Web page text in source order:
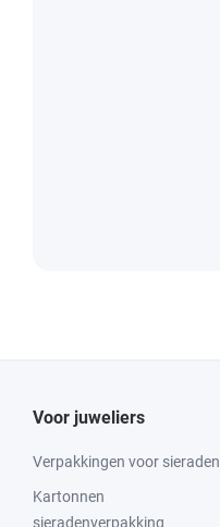
Voor juweliers
Verpakkingen voor sieraden
Kartonnen
sieradenverpakking